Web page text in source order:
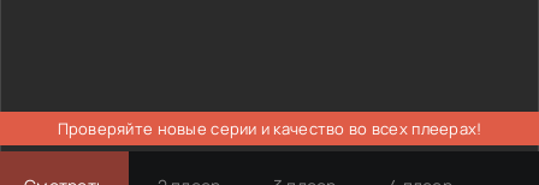
Проверяйте новые серии и качество во всех плеерах!